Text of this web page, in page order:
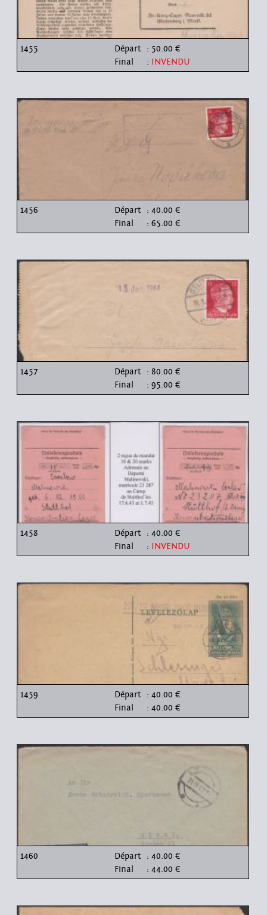
1455 Départ : 50.00 €
Final
: INVENDU
1456 Départ : 40.00 €
Final
: 65.00 €
1457 Départ : 80.00 €
Final
: 95.00 €
1458 Départ : 40.00 €
Final
: INVENDU
1459 Départ : 40.00 €
Final
: 40.00 €
1460 Départ : 40.00 €
Final
: 44.00 €